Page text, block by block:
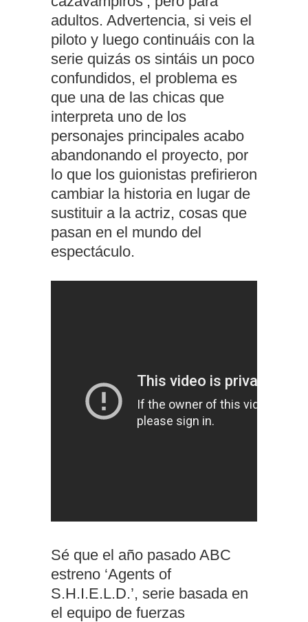
adultos. Advertencia, si veis el
piloto y luego continuáis con la
serie quizás os sintáis un poco
confundidos, el problema es
que una de las chicas que
interpreta uno de los
personajes principales acabo
abandonando el proyecto, por
lo que los guionistas prefirieron
cambiar la historia en lugar de
sustituir a la actriz, cosas que
pasan en el mundo del
espectáculo.
Sé que el año pasado ABC
estreno ‘Agents of
S.H.I.E.L.D.’, serie basada en
el equipo de fuerzas